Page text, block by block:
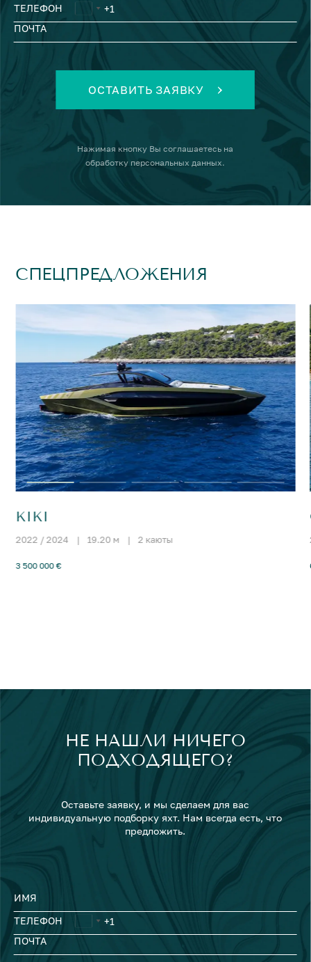
ТЕЛЕФОН
ПОЧТА
ОСТАВИТЬ ЗАЯВКУ
Нажимая кнопку Вы соглашаетесь на
обработку персональных данных.
СПЕЦПРЕДЛОЖЕНИЯ
KIKI
2022 / 2024 | 19.20 м | 2 каюты
3 500 000 €
НЕ НАШЛИ НИЧЕГО
ПОДХОДЯЩЕГО?
Оставьте заявку, и мы сделаем для вас
индивидуальную подборку яхт. Нам всегда есть, что
предложить.
ИМЯ
ТЕЛЕФОН
ПОЧТА